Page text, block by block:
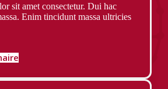
sit amet consectetur. Dui hac
Enim tincidunt massa ultricies